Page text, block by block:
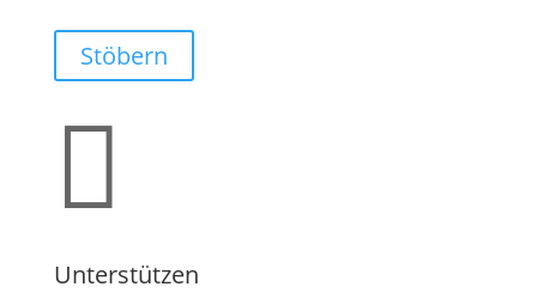
Stöbern

Unterstützen